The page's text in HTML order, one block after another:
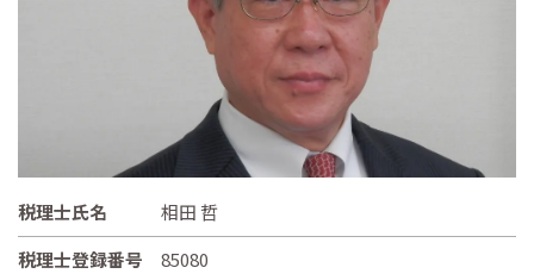
税理士氏名
相田 哲
税理士登録番号
85080